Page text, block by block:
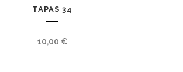
TAPAS 34
10,00 €